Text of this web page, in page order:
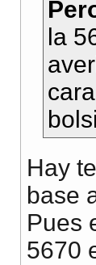
la
Hay
base
Pues
5670